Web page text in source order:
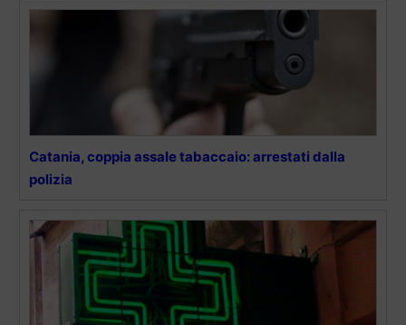
Catania, coppia assale tabaccaio: arrestati dalla
polizia